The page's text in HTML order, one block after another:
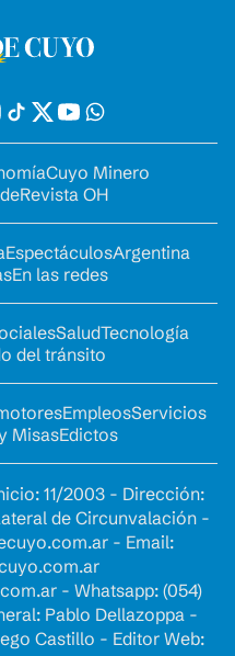
Cuyo Minero
Revista OH
EspectáculosArgentina
En las redes
SaludTecnología
del tránsito
EmpleosServicios
MisasEdictos
11/2003 - Dirección:
de Circunvalación -
- Email:
- Whatsapp: (054)
Pablo Dellazoppa -
Castillo - Editor Web: